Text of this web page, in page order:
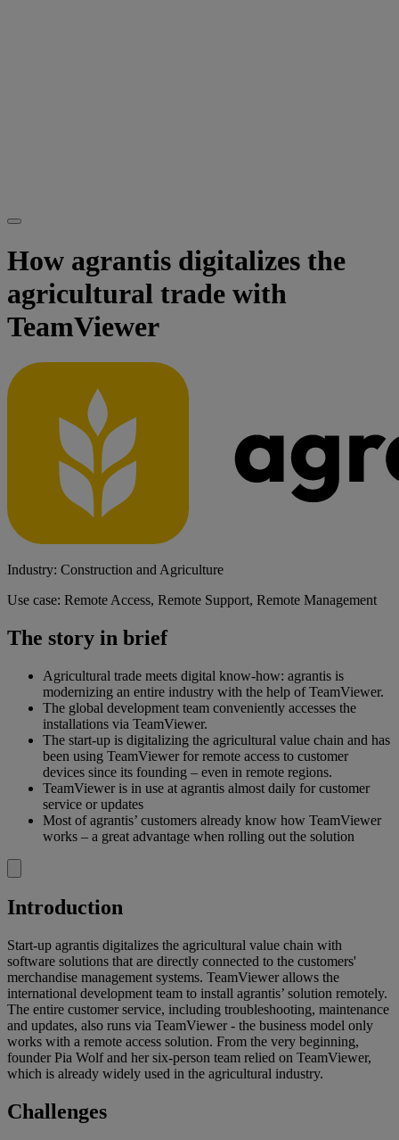
How agrantis digitalizes the
agricultural trade with
TeamViewer
Industry: Construction and Agriculture
Use case: Remote Access, Remote Support, Remote Management
The story in brief
Agricultural trade meets digital know-how: agrantis is
modernizing an entire industry with the help of TeamViewer.
The global development team conveniently accesses the
installations via TeamViewer.
The start-up is digitalizing the agricultural value chain and has
been using TeamViewer for remote access to customer
devices since its founding – even in remote regions.
TeamViewer is in use at agrantis almost daily for customer
service or updates
Most of agrantis’ customers already know how TeamViewer
works – a great advantage when rolling out the solution
Introduction
Start-up agrantis digitalizes the agricultural value chain with
software solutions that are directly connected to the customers'
merchandise management systems. TeamViewer allows the
international development team to install agrantis’ solution remotely.
The entire customer service, including troubleshooting, maintenance
and updates, also runs via TeamViewer - the business model only
works with a remote access solution. From the very beginning,
founder Pia Wolf and her six-person team relied on TeamViewer,
which is already widely used in the agricultural industry.
Challenges